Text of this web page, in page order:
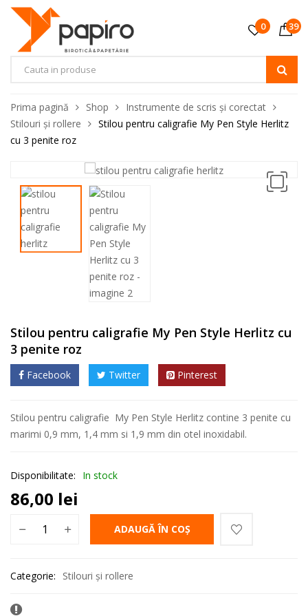
0 39
Prima pagină Shop
Instrumente de scris și corectat
Stilouri și rollere
Stilou pentru caligrafie My Pen Style Herlitz
cu 3 penite roz
Stilou pentru caligrafie My Pen Style Herlitz cu
3 penite roz
Facebook Twitter Pinterest
Stilou pentru caligrafie My Pen Style Herlitz contine 3 penite cu
marimi 0,9 mm, 1,4 mm si 1,9 mm din otel inoxidabil.
Disponibilitate: In stock
86,00 lei
ADAUGĂ ÎN COȘ
Categorie: Stilouri și rollere